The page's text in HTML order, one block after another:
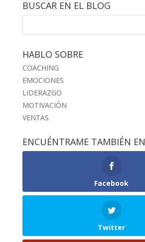
BUSCAR EN EL BLOG
HABLO SOBRE
COACHING
EMOCIONES
LIDERAZGO
MOTIVACIÓN
VENTAS
ENCUÉNTRAME TAMBIÉN EN
Facebook
Twitter